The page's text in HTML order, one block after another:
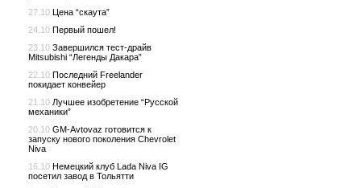
27.10 Цена “скаута”
24.10 Первый пошел!
23.10 Завершился тест-драйв
Mitsubishi “Легенды Дакара”
22.10 Последний Freelander
покидает конвейер
21.10 Лучшее изобретение “Русской
механики”
20.10 GM-Avtovaz готовится к
запуску нового поколения Chevrolet
Niva
16.10 Немецкий клуб Lada Niva IG
посетил завод в Тольятти